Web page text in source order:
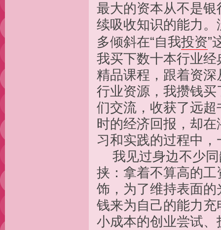
最大的资本从不是
续吸收知识的能力
多倾斜在“自我投资”
我买下数十本行业
精品课程，跟着资
行业资源，我攒钱
们交流，收获了远
时的经济回报，却
习和实践的过程中
我见过身边不少同
挟：拿着不算高的
饰，为了维持表面的
钱来为自己的能力充
小成本的创业尝试